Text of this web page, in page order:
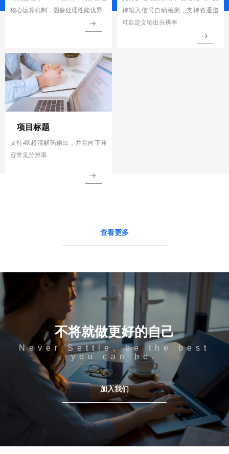
持输入信号自动检测，支持各通道
可自定义输出分辨率
뀠
支持4K超清解码输出，并且向下兼
容常见分辨率
项目标题
뀠
뀠
核心运算机制，图像处理性能优异
查看更多
不将就做更好的自己
Never Settle, be the best
you can be.
加入我们